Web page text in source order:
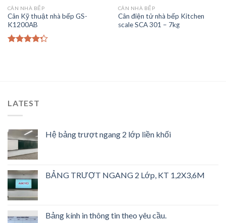
CÂN NHÀ BẾP
Cân Kỹ thuật nhà bếp GS-
K1200AB
CÂN NHÀ BẾP
Cân điện tử nhà bếp Kitchen
scale SCA 301 – 7kg
LATEST
Hệ bảng trượt ngang 2 lớp liền khối
BẢNG TRƯỢT NGANG 2 Lớp, KT 1,2X3,6M
Bảng kính in thông tin theo yêu cầu.